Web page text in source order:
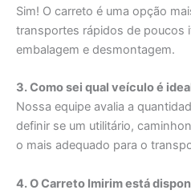
Sim! O carreto é uma opção
transportes rápidos de poucos
embalagem e desmontagem.
3. Como sei qual veículo é
Nossa equipe avalia a
definir se um utilitário,
o mais adequado para o
4. O Carreto Imirim está